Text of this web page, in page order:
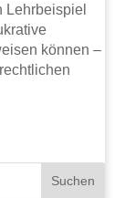
Lehrbeispiel
können –